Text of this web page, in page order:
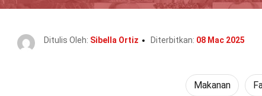
Ditulis Oleh: Sibella Ortiz Diterbitkan: 08 Mac 2025
Makanan